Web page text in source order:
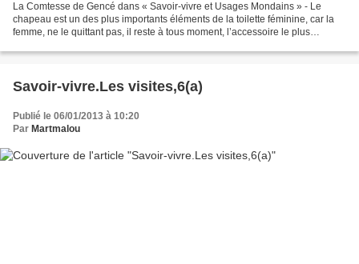
La Comtesse de Gencé dans « Savoir-vivre et Usages Mondains » - Le
chapeau est un des plus importants éléments de la toilette féminine, car la
femme, ne le quittant pas, il reste à tous moment, l’accessoire le plus
Savoir-vivre.Les visites,6(a)
Publié le 06/01/2013 à 10:20
Par Martmalou